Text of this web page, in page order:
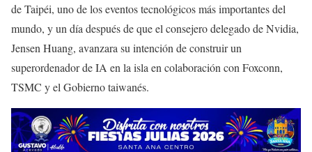
de Taipéi, uno de los eventos tecnológicos más importantes del
mundo, y un día después de que el consejero delegado de Nvidia,
Jensen Huang, avanzara su intención de construir un
superordenador de IA en la isla en colaboración con Foxconn,
TSMC y el Gobierno taiwanés.